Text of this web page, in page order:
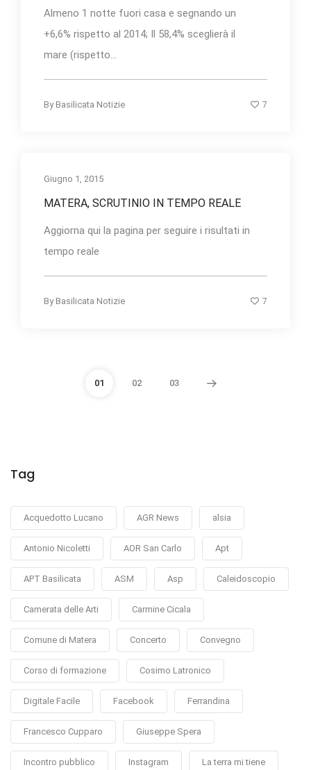
Almeno 1 notte fuori casa e segnando un
+6,6% rispetto al 2014; Il 58,4% sceglierà il
mare (rispetto...
By Basilicata Notizie 7
Giugno 1, 2015
MATERA, SCRUTINIO IN TEMPO REALE
Aggiorna qui la pagina per seguire i risultati in
tempo reale
By Basilicata Notizie 7
01 02 03
Tag
Acquedotto Lucano AGR News alsia
Antonio Nicoletti AOR San Carlo Apt
APT Basilicata ASM Asp Caleidoscopio
Camerata delle Arti Carmine Cicala
Comune di Matera Concerto Convegno
Corso di formazione Cosimo Latronico
Digitale Facile Facebook Ferrandina
Francesco Cupparo Giuseppe Spera
Incontro pubblico Instagram La terra mi tiene